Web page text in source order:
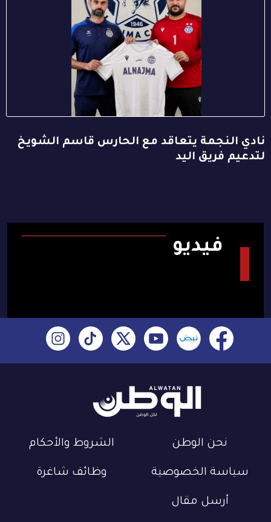
نادي النجمة يتعاقد مع الحارس قاسم الشويخ
لتدعيم فريق اليد
فيديو
نحن الوطن الشروط والأحكام
سياسة الخصوصية وظائف شاغرة
أرسل مقال